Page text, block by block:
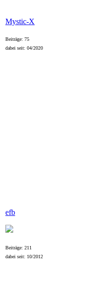
Mystic-X
Beiträge: 75
dabei seit: 04/2020
efb
Beiträge: 211
dabei seit: 10/2012